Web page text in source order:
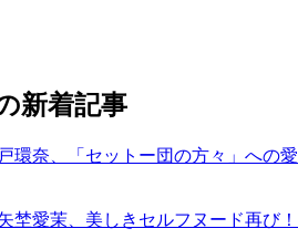
新着記事
環奈、「セットー団の方々」への愛
埜愛茉、美しきセルフヌード再び！